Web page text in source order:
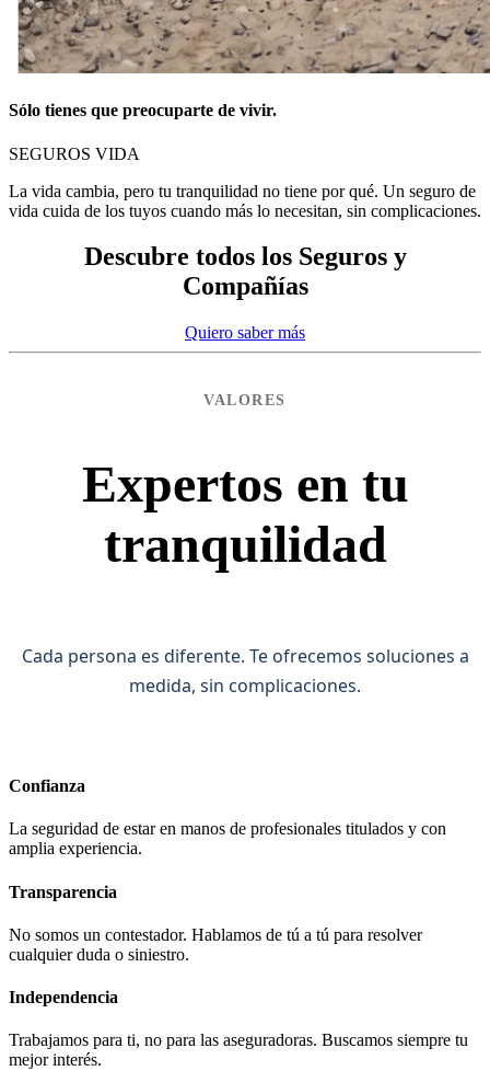
Sólo tienes que preocuparte de vivir.
SEGUROS VIDA
La vida cambia, pero tu tranquilidad no tiene por qué. Un seguro de
vida cuida de los tuyos cuando más lo necesitan, sin complicaciones.
Descubre todos los Seguros y
Compañías
Quiero saber más
VALORES
Expertos en tu
tranquilidad
Cada persona es diferente. Te ofrecemos soluciones a
medida, sin complicaciones.
Confianza
La seguridad de estar en manos de profesionales titulados y con
amplia experiencia.
Transparencia
No somos un contestador. Hablamos de tú a tú para resolver
cualquier duda o siniestro.
Independencia
Trabajamos para ti, no para las aseguradoras. Buscamos siempre tu
mejor interés.